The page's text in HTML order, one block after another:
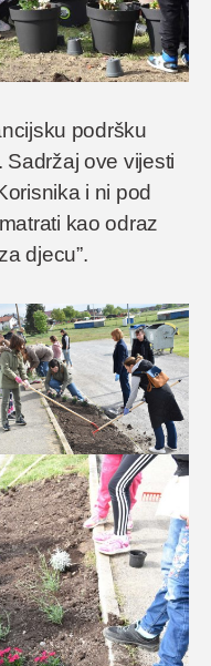
podršku
Sadržaj ove vijesti
i ni pod
kao odraz
djecu”.